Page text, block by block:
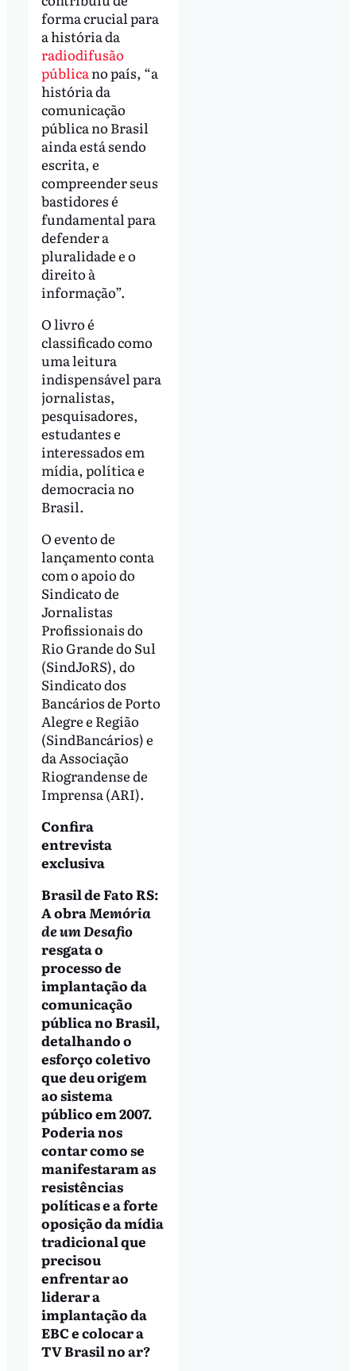
forma crucial para
a história da
radiodifusão
públicano país, “a
história da
comunicação
pública no Brasil
ainda está sendo
escrita, e
compreender seus
bastidores é
fundamental para
defender a
pluralidade e o
direito à
informação”.
O livro é
classificado como
uma leitura
indispensável para
jornalistas,
pesquisadores,
estudantes e
interessados em
mídia, política e
democracia no
Brasil.
O evento de
lançamento conta
com o apoio do
Sindicato de
Jornalistas
Profissionais do
Rio Grande do Sul
(SindJoRS), do
Sindicato dos
Bancários de Porto
Alegre e Região
(SindBancários) e
da Associação
Riograndense de
Imprensa (ARI).
Confira
entrevista
exclusiva
Brasil de Fato RS:
A obraMemória
de um Desafio
resgata o
processo de
implantação da
comunicação
pública no Brasil,
detalhando o
esforço coletivo
que deu origem
ao sistema
público em 2007.
Poderia nos
contar como se
manifestaram as
resistências
políticas e a forte
oposição da mídia
tradicional que
precisou
enfrentar ao
liderar a
implantação da
EBC e colocar a
TV Brasil no ar?